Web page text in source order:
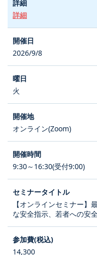
詳細
2026/9/8
火
オンライン(Zoom)
9:30～16:30(受付9:00)
【オンラインセミナー】
な安全指示、若者への安
14,300